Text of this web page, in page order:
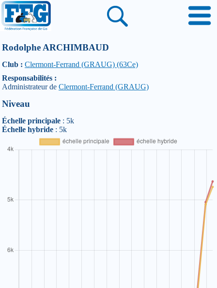
Rodolphe ARCHIMBAUD
Club : Clermont-Ferrand (GRAUG) (63Ce)
Responsabilités :
Administrateur de Clermont-Ferrand (GRAUG)
Niveau
Échelle principale : 5k
Échelle hybride : 5k